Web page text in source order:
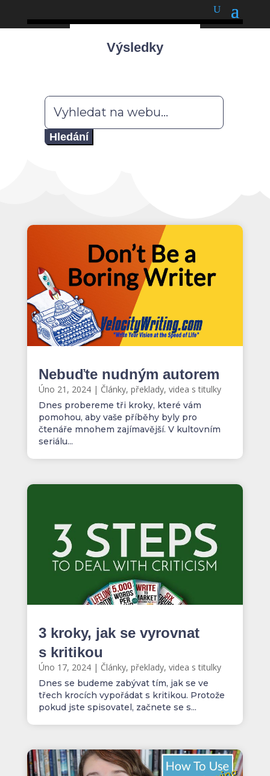
Výsledky
Hledat:
Nebuďte nudným autorem
Úno 21, 2024| Články, překlady, videa s titulky
Dnes probereme tři kroky, které vám
pomohou, aby vaše příběhy byly pro
čtenáře mnohem zajímavější. V kultovním
seriálu...
3 kroky, jak se vyrovnat
s kritikou
Úno 17, 2024| Články, překlady, videa s titulky
Dnes se budeme zabývat tím, jak se ve
třech krocích vypořádat s kritikou. Protože
pokud jste spisovatel, začnete se s...